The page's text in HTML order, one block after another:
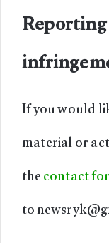
If you would
material or
thecontact
to